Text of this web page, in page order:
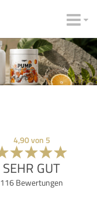
4,90von 5
SEHR GUT
116 Bewertungen